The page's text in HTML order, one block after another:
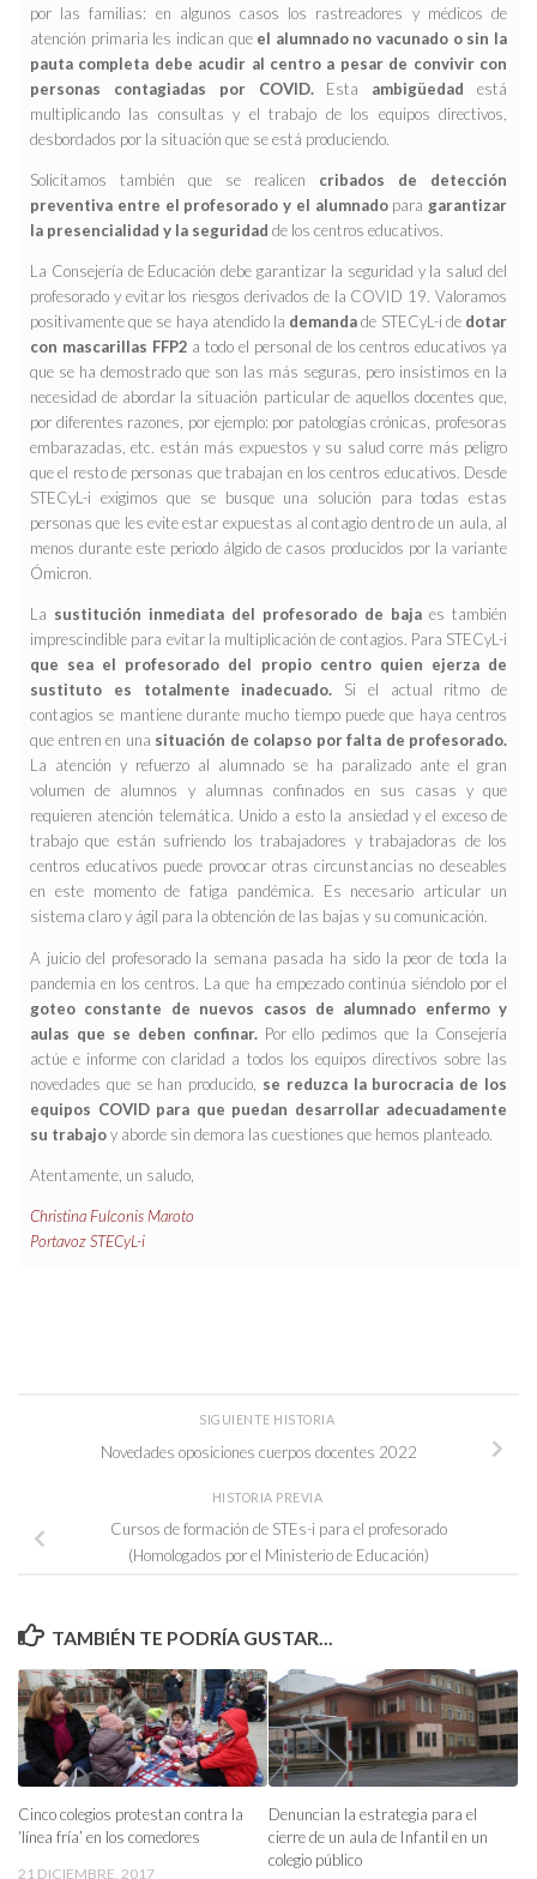
por las familias: en algunos casos los rastreadores y médicos de
atención primaria les indican que el alumnado no vacunado o sin la
pauta completa debe acudir al centro a pesar de convivir con
personas contagiadas por COVID.Esta ambigüedad está
multiplicando las consultas y el trabajo de los equipos directivos,
desbordados por la situación que se está produciendo.
Solicitamos también que se realicen cribados de detección
preventiva entre el profesorado y el alumnadopara garantizar
la presencialidad y la seguridad de los centros educativos.
La Consejería de Educación debe garantizar la seguridad y la salud del
profesorado y evitar los riesgos derivados de la COVID 19. Valoramos
positivamente que se haya atendido la demandade STECyL-i de dotar
con mascarillas FFP2 a todo el personal de los centros educativos ya
que se ha demostrado que son las más seguras, pero insistimos en la
necesidad de abordar la situación particular de aquellos docentes que,
por diferentes razones, por ejemplo: por patologías crónicas, profesoras
embarazadas, etc. están más expuestos y su salud corre más peligro
que el resto de personas que trabajan en los centros educativos. Desde
STECyL-i exigimos que se busque una solución para todas estas
personas que les evite estar expuestas al contagio dentro de un aula, al
menos durante este periodo álgido de casos producidos por la variante
Ómicron.
La sustitución inmediata del profesorado de baja es también
imprescindible para evitar la multiplicación de contagios. Para STECyL-i
que sea el profesorado del propio centro quien ejerza de
sustituto es totalmente inadecuado. Si el actual ritmo de
contagios se mantiene durante mucho tiempo puede que haya centros
que entren en una situación de colapso por falta de profesorado.
La atención y refuerzo al alumnado se ha paralizado ante el gran
volumen de alumnos y alumnas confinados en sus casas y que
requieren atención telemática. Unido a esto la ansiedad y el exceso de
trabajo que están sufriendo los trabajadores y trabajadoras de los
centros educativos puede provocar otras circunstancias no deseables
en este momento de fatiga pandémica. Es necesario articular un
sistema claro y ágil para la obtención de las bajas y su comunicación.
A juicio del profesorado la semana pasada ha sido la peor de toda la
pandemia en los centros. La que ha empezado continúa siéndolo por el
goteo constante de nuevos casos de alumnado enfermo y
aulas que se deben confinar.Por ello pedimos que la Consejería
actúe e informe con claridad a todos los equipos directivos sobre las
novedades que se han producido, se reduzca la burocracia de los
equipos COVID para que puedan desarrollar adecuadamente
su trabajoy aborde sin demora las cuestiones que hemos planteado.
Atentamente, un saludo,
Christina Fulconis Maroto
Portavoz STECyL-i
SIGUIENTE HISTORIA
Novedades oposiciones cuerpos docentes 2022
HISTORIA PREVIA
Cursos de formación de STEs-i para el profesorado
(Homologados por el Ministerio de Educación)
TAMBIÉN TE PODRÍA GUSTAR...
Cinco colegios protestan contra la
‘línea fría’ en los comedores
21 DICIEMBRE, 2017
Denuncian la estrategia para el
cierre de un aula de Infantil en un
colegio público